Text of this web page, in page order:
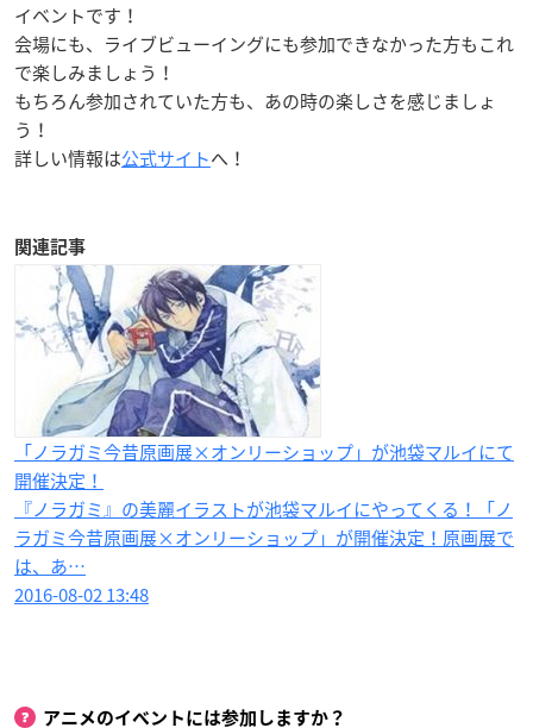
イベントです！
会場にも、ライブビューイングにも参加できなかった方もこれ
で楽しみましょう！
もちろん参加されていた方も、あの時の楽しさを感じましょ
う！
詳しい情報は公式サイトへ！
関連記事
「ノラガミ今昔原画展×オンリーショップ」が池袋マルイにて
開催決定！
『ノラガミ』の美麗イラストが池袋マルイにやってくる！「ノ
ラガミ今昔原画展×オンリーショップ」が開催決定！原画展で
は、あ…
2016-08-02 13:48
アニメのイベントには参加しますか？